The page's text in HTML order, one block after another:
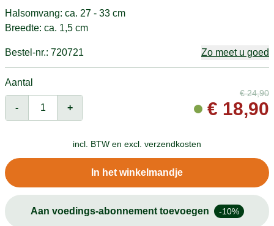
Halsomvang: ca. 27 - 33 cm
Breedte: ca. 1,5 cm
Bestel-nr.: 720721 Zo meet u goed
Aantal
- +
€24,90
€ 18,90
incl. BTW en excl. verzendkosten
In het winkelmandje
Aan voedings-abonnement toevoegen -10%